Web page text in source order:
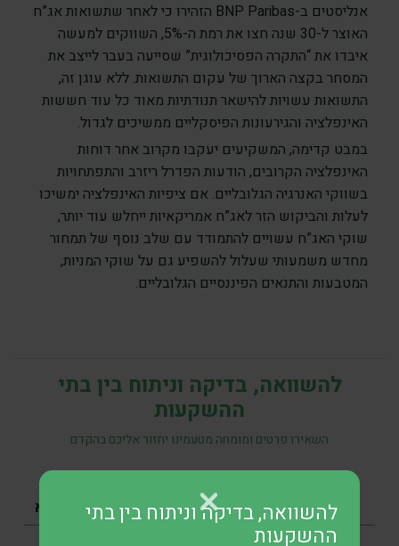
אנליסטים ב-BNP Paribas הזהירו כי לאחר שתשואות אג”ח
האוצר ל-30 שנה חצו את רמת ה-5%, השווקים למעשה
איבדו את “התקרה הפסיכולוגית” שסייעה בעבר לייצב את
המסחר בקצה הארוך של עקום התשואות. ללא עוגן זה,
התשואות עשויות להישאר תנודתיות מאוד כל עוד חששות
האינפלציה והגירעונות הפיסקליים ממשיכים לגדול.
במבט קדימה, המשקיעים יעקבו מקרוב אחר דוחות
האינפלציה הקרובים, הודעות הפדרל ריזרב והתפתחויות
בשווקי האנרגיה הגלובליים. אם ציפיות האינפלציה ימשיכו
לעלות והביקוש הזר לאג”ח אמריקאיות ייחלש עוד יותר,
שוקי האג”ח עשויים להתמודד עם שלב נוסף של תמחור
מחדש משמעותי שעלול להשפיע גם על שוקי המניות,
המטבעות והתנאים הפיננסיים הגלובליים.
להשוואה, בדיקה וניתוח בין בתי
ההשקעות
השאירו פרטים ומומחה מטעמינו יחזור אליכם בהקדם
להשוואה, בדיקה וניתוח בין בתי
ההשקעות